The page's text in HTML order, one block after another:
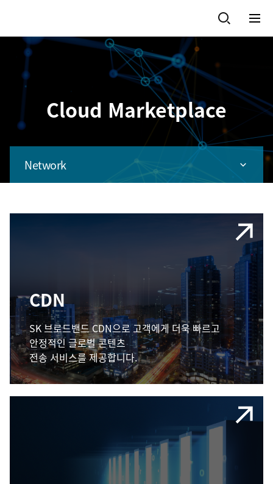
Cloud Marketplace
Network
CDN
SK 브로드밴드 CDN으로 고객에게 더욱 빠르고
안정적인 글로벌 콘텐츠
전송 서비스를 제공합니다.